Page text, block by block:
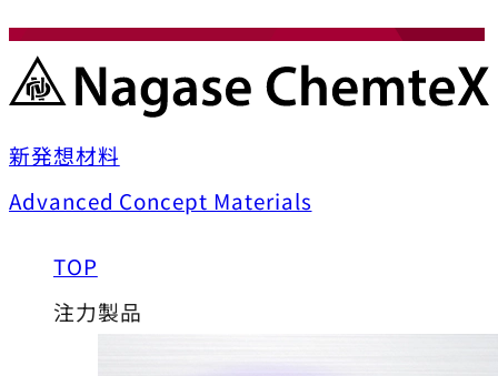
新発想材料
Advanced Concept Materials
TOP
注力製品